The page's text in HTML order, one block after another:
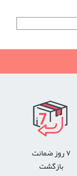
۷ روز ضمانت
بازگشت